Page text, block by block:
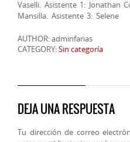
Vaselli. Asistente 1: Jonathan
Mansilla. Asistente 3: Selene
AUTHOR: adminfarias
CATEGORY:Sin categoría
DEJA UNA RESPUESTA
Tu dirección de correo